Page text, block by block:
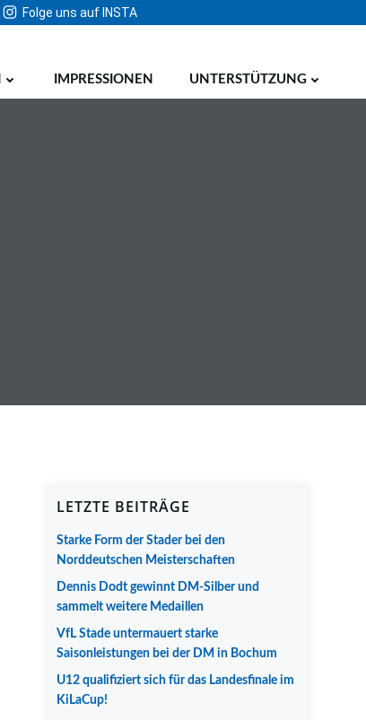
Folge uns auf INSTA
IMPRESSIONEN UNTERSTÜTZUNG
LETZTE BEITRÄGE
Starke Form der Stader bei den
Norddeutschen Meisterschaften
Dennis Dodt gewinnt DM-Silber und
sammelt weitere Medaillen
VfL Stade untermauert starke
Saisonleistungen bei der DM in Bochum
U12 qualifiziert sich für das Landesfinale im
KiLaCup!